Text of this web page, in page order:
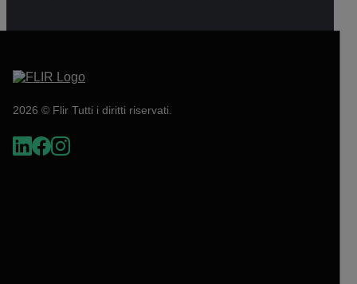
2026 © Flir Tutti i diritti riservati.